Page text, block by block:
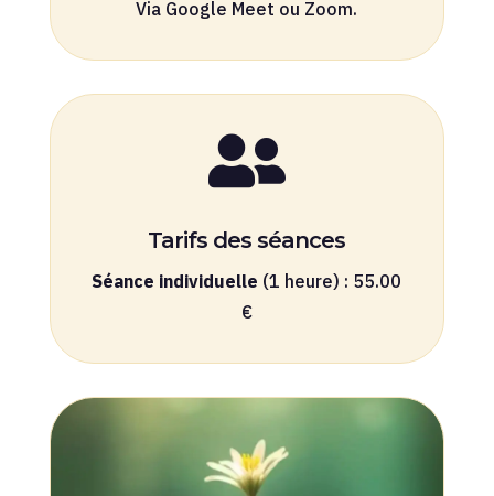
Via Google Meet ou Zoom.

Tarifs des séances
Séance individuelle (1 heure) : 55.00
€